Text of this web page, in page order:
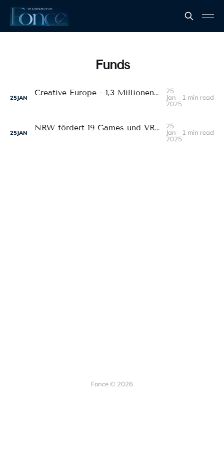
Funds
25JAN
Creative Europe - 1,3 Millionen für deutsche Videogames
25
Jan
2025
1 min read
25JAN
NRW fördert 19 Games und VR-Projekte für 1,8 Millionen Euro
25
Jan
2025
1 min read
Fonce © 2026